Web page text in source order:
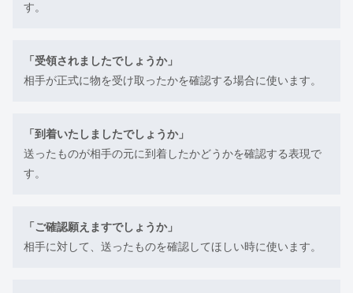
す。
「受領されましたでしょうか」
相手が正式に物を受け取ったかを確認する場合に使います。
「到着いたしましたでしょうか」
送ったものが相手の元に到着したかどうかを確認する表現で
す。
「ご確認願えますでしょうか」
相手に対して、送ったものを確認してほしい時に使います。